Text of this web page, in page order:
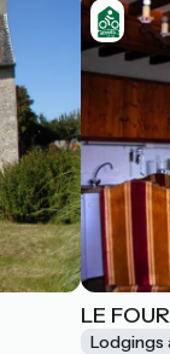
LE FOUR
Lodgings